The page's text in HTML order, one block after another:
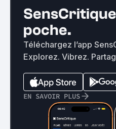
poche.
Téléchargez l’app
Explorez. Vibrez.
EN SAVOIR PLUS